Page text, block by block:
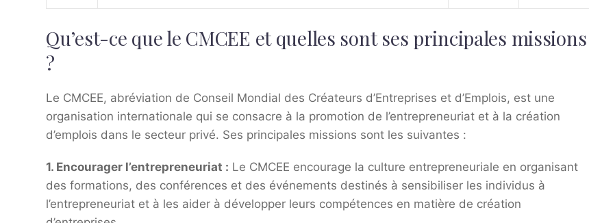
Qu’est-ce que le CMCEE et quelles sont ses principales missions
?
Le CMCEE, abréviation de Conseil Mondial des Créateurs d’Entreprises et d’Emplois, est une
organisation internationale qui se consacre à la promotion de l’entrepreneuriat et à la création
d’emplois dans le secteur privé. Ses principales missions sont les suivantes :
1. Encourager l’entrepreneuriat : Le CMCEE encourage la culture entrepreneuriale en organisant
des formations, des conférences et des événements destinés à sensibiliser les individus à
l’entrepreneuriat et à les aider à développer leurs compétences en matière de création